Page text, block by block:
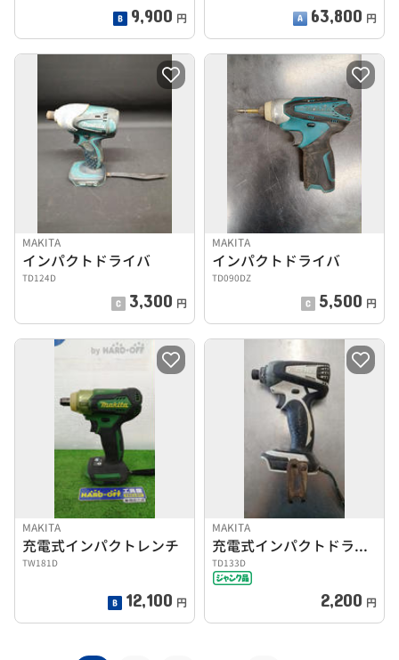
9,900 円 63,800 円
MAKITA
インパクトドライバ
TD124D
3,300 円
MAKITA
インパクトドライバ
TD090DZ
5,500 円
MAKITA
充電式インパクトレンチ
TW181D
12,100 円
MAKITA
充電式インパクトドライバー
TD133D
2,200 円